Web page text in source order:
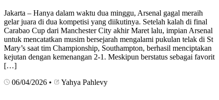
Jakarta – Hanya dalam waktu dua minggu, Arsenal gagal meraih
gelar juara di dua kompetisi yang diikutinya. Setelah kalah di final
Carabao Cup dari Manchester City akhir Maret lalu, impian Arsenal
untuk mencatatkan musim bersejarah mengalami pukulan telak di St
Mary’s saat tim Championship, Southampton, berhasil menciptakan
kejutan dengan kemenangan 2-1. Meskipun berstatus sebagai favorit
[…]
06/04/2026 • Yahya Pahlevy